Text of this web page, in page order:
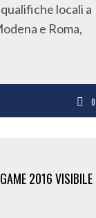
locali a
e Roma,
0
2016 VISIBILE